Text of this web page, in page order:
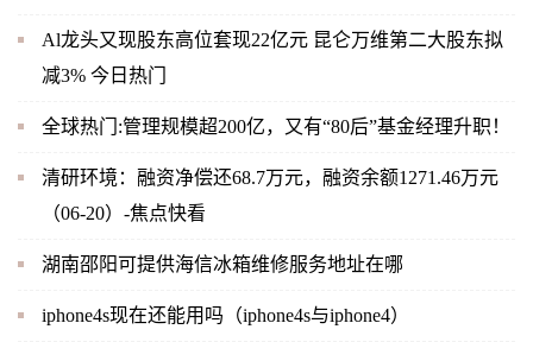
Al龙头又现股东高位套现22亿元 昆仑万维第二大股东拟
减3% 今日热门
全球热门:管理规模超200亿，又有“80后”基金经理升职！
清研环境：融资净偿还68.7万元，融资余额1271.46万元
（06-20）-焦点快看
湖南邵阳可提供海信冰箱维修服务地址在哪
iphone4s现在还能用吗（iphone4s与iphone4）